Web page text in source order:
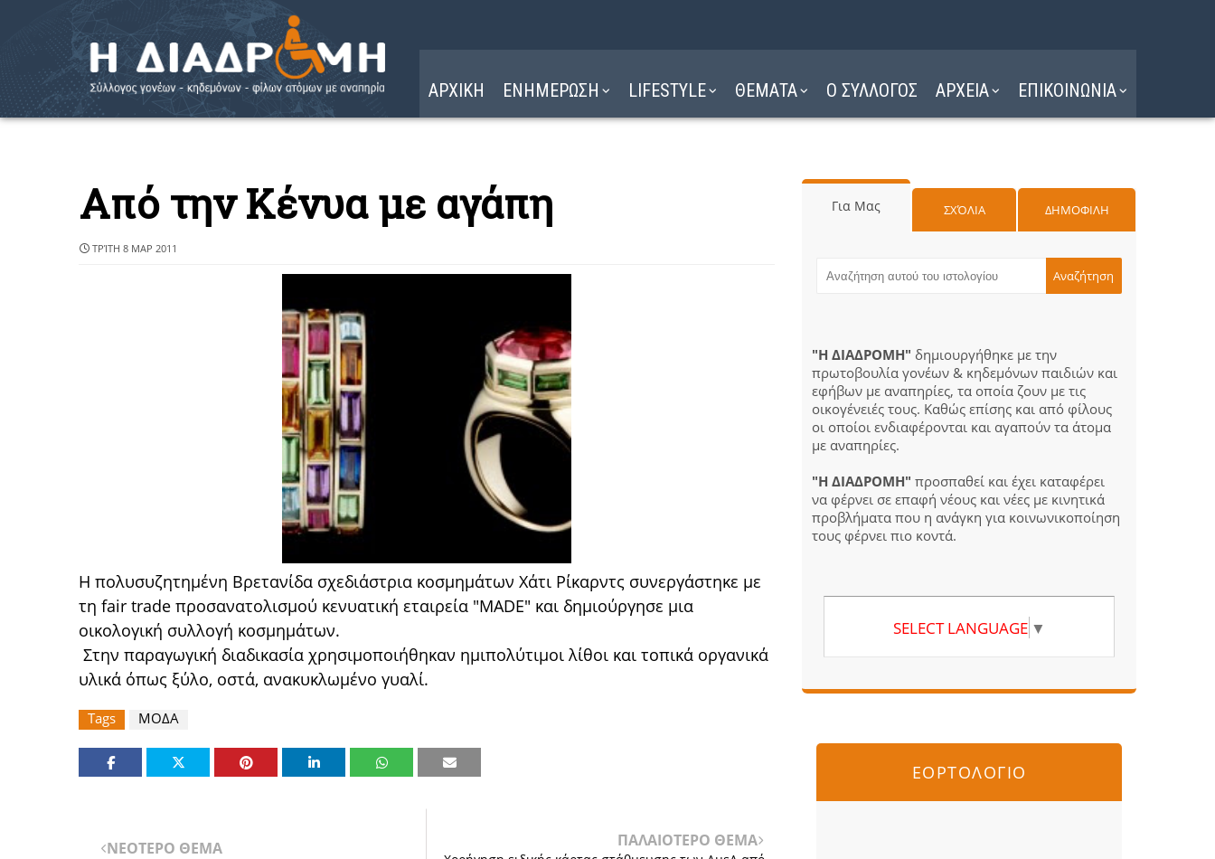
ΑΡΧΙΚΗ ΕΝΗΜΕΡΩΣΗ LIFESTYLE ΘΕΜΑΤΑ Ο ΣΥΛΛΟΓΟΣ ΑΡΧΕΙΑ ΕΠΙΚΟΙΝΩΝΙΑ
Από την Κένυα με αγάπη
ΤΡΊΤΗ 8 ΜΑΡ 2011
Η πολυσυζητημένη Βρετανίδα σχεδιάστρια κοσμημάτων Χάτι Ρίκαρντς συνεργάστηκε με
τη fair trade προσανατολισμού κενυατική εταιρεία "MADE" και δημιούργησε μια
οικολογική συλλογή κοσμημάτων.
Στην παραγωγική διαδικασία χρησιμοποιήθηκαν ημιπολύτιμοι λίθοι και τοπικά οργανικά
υλικά όπως ξύλο, οστά, ανακυκλωμένο γυαλί.
Tags ΜΟΔΑ
ΝΕΟΤΕΡΟ ΘΕΜΑ ΠΑΛΑΙΟΤΕΡΟ ΘΕΜΑ
Για Μας ΣΧΌΛΙΑ ΔΗΜΟΦΙΛΗ
"Η ΔΙΑΔΡΟΜΗ" δημιουργήθηκε με την
πρωτοβουλία γονέων & κηδεμόνων παιδιών και
εφήβων με αναπηρίες, τα οποία ζουν με τις
οικογένειές τους. Καθώς επίσης και από φίλους
οι οποίοι ενδιαφέρονται και αγαπούν τα άτομα
με αναπηρίες.
"Η ΔΙΑΔΡΟΜΗ" προσπαθεί και έχει καταφέρει
να φέρνει σε επαφή νέους και νέες με κινητικά
προβλήματα που η ανάγκη για κοινωνικοποίηση
τους φέρνει πιο κοντά.
SELECT LANGUAGE ▼
ΕΟΡΤΟΛΟΓΙΟ